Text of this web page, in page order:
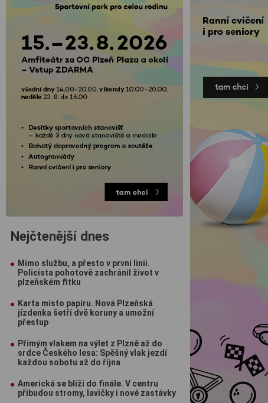
Nejčtenější dnes
Mimo službu, a přesto v první linii.
Policista pohotově zachránil život v
plzeňském fitku
Karta místo papíru. Nová Plzeňská
jízdenka šetří dvě koruny a umožní
přestup
Přímým vlakem na výlet z Plzně až do
srdce Českého lesa: Spěšný vlak jezdí
každou sobotu až do října
Americká se blíží do finále. V centru
přibudou stromy, lavičky i nové zastávky